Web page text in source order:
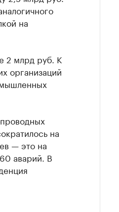
на
2 млрд руб. К
организаций
на
— это на
аварий. В